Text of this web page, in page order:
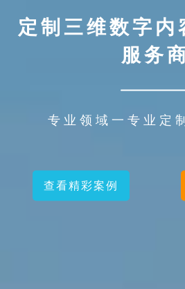
定制三维数字
服务
专业领域一专业定
查看精彩案例
定制三维数字
服务
专业领域一专业定
查看精彩案例